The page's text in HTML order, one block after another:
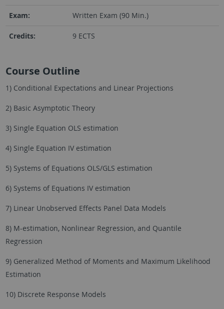
Exam: Written Exam (90 Min.)
Credits: 9 ECTS
Course Outline
1) Conditional Expectations and Linear Projections
2) Basic Asymptotic Theory
3) Single Equation OLS estimation
4) Single Equation IV estimation
5) Systems of Equations OLS/GLS estimation
6) Systems of Equations IV estimation
7) Linear Unobserved Effects Panel Data Models
8) M-estimation, Nonlinear Regression, and Quantile
Regression
9) Generalized Method of Moments and Maximum Likelihood
Estimation
10) Discrete Response Models